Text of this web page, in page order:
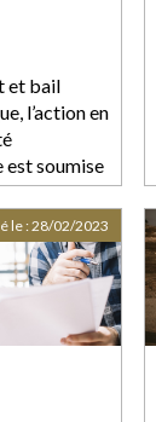
et bail
l’action en
soumise
le :28/02/2023